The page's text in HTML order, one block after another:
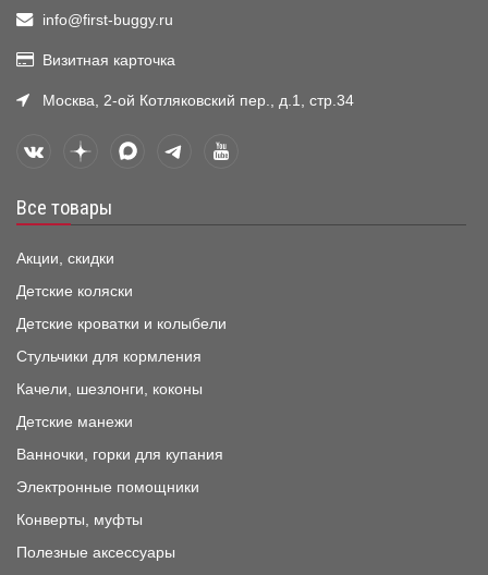
info@first-buggy.ru
Визитная карточка
Москва, 2-ой Котляковский пер., д.1, стр.34
Все товары
Акции, скидки
Детские коляски
Детские кроватки и колыбели
Стульчики для кормления
Качели, шезлонги, коконы
Детские манежи
Ванночки, горки для купания
Электронные помощники
Конверты, муфты
Полезные аксессуары